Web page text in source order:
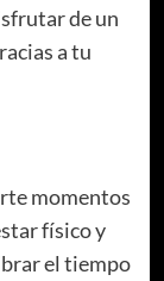
de un
a tu
momentos
físico y
el tiempo